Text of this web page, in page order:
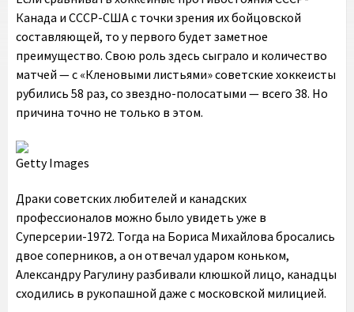
Канада и СССР-США с точки зрения их бойцовской
составляющей, то у первого будет заметное
преимущество. Свою роль здесь сыграло и количество
матчей — с «Кленовыми листьями» советские хоккеисты
рубились 58 раз, со звездно-полосатыми — всего 38. Но
причина точно не только в этом.
Getty Images
Драки советских любителей и канадских
профессионалов можно было увидеть уже в
Суперсерии-1972. Тогда на Бориса Михайлова бросались
двое соперников, а он отвечал ударом коньком,
Александру Рагулину разбивали клюшкой лицо, канадцы
сходились в рукопашной даже с московской милицией.